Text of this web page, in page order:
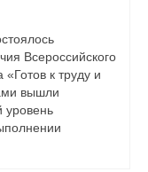
Всероссийского
«Готов к труду и
вышли
уровень